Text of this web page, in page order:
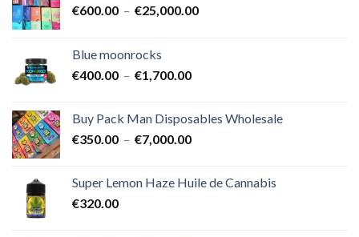
€600.00 – €25,000.00Plage
Blue moonrocks
€400.00 – €1,700.00Plage
€400.00
à
Buy Pack Man Disposables Wholesale
€350.00 – €7,000.00Plage
€350.00
Super Lemon Haze Huile de Cannabis
€320.00